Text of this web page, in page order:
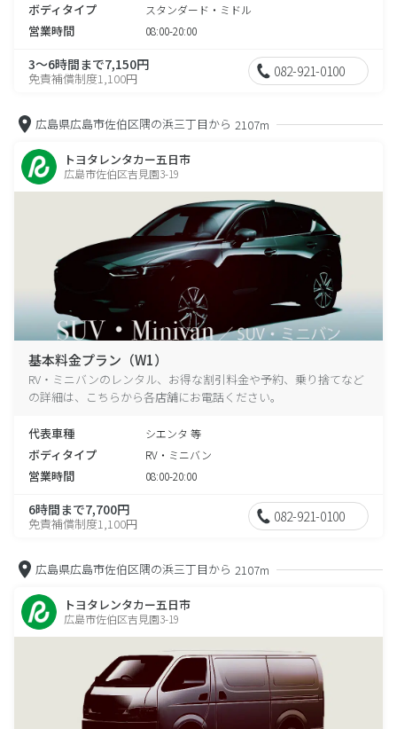
ボディタイプ スタンダード・ミドル
営業時間 08:00-20:00
3～6時間まで7,150円
免責補償制度1,100円 082-921-0100
広島県広島市佐伯区隅の浜三丁目から 2107m
トヨタレンタカー五日市
広島市佐伯区吉見園3-19
基本料金プラン（W1）
RV・ミニバンのレンタル、お得な割引料金や予約、乗り捨てなど
の詳細は、こちらから各店舗にお電話ください。
代表車種 シエンタ 等
ボディタイプ RV・ミニバン
営業時間 08:00-20:00
6時間まで7,700円
免責補償制度1,100円 082-921-0100
広島県広島市佐伯区隅の浜三丁目から 2107m
トヨタレンタカー五日市
広島市佐伯区吉見園3-19